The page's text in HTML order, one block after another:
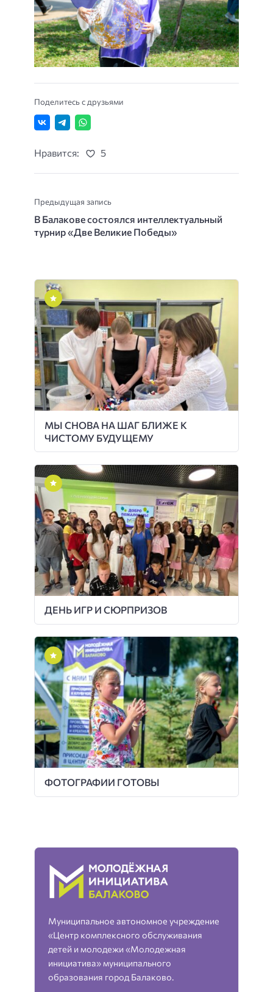
Поделитесь с друзьями
Нравится: 5
Предыдущая запись
В Балакове состоялся интеллектуальный
турнир «Две Великие Победы»
МЫ СНОВА НА ШАГ БЛИЖЕ К
ЧИСТОМУ БУДУЩЕМУ
ДЕНЬ ИГР И СЮРПРИЗОВ
ФОТОГРАФИИ ГОТОВЫ
Муниципальное автономное учреждение
«Центр комплексного обслуживания
детей и молодежи «Молодежная
инициатива» муниципального
образования город Балаково.